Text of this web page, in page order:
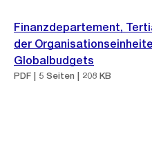
Finanzdepartement,
der
Globalbudgets
PDF | 5 Seiten | 208 KB